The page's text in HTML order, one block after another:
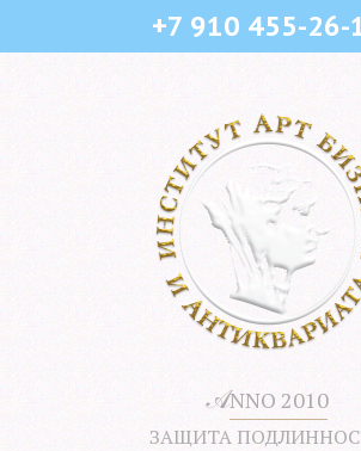
+7 910 455-26-
𝒜NNO 2010
ЗАЩИТА